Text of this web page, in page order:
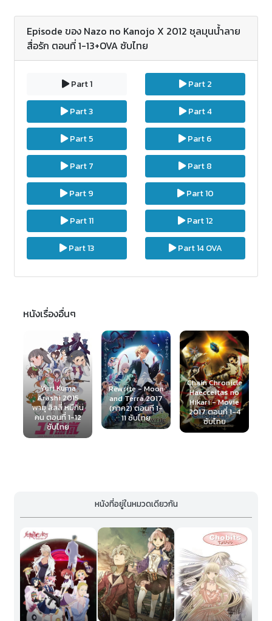
Episode ของ Nazo no Kanojo X 2012 ชุลมุนน้ำลาย
สื่อรัก ตอนที่ 1-13+OVA ซับไทย
Part 1 Part 2
Part 3 Part 4
Part 5 Part 6
Part 7 Part 8
Part 9 Part 10
Part 11 Part 12
Part 13 Part 14 OVA
หนังเรื่องอื่นๆ
Rewrite - Moon
and Terra 2017
(ภาค2) ตอนที 1-
11 ซับไทย
Chain Chronicle
Haecceitas no
Hikari - Movie
2017 ตอนที่ 1-4
ซับไทย
School Days
(2006) ตอนที่ 1-
12 ซับไทย
หนังที่อยู่ในหมวดเดียวกัน